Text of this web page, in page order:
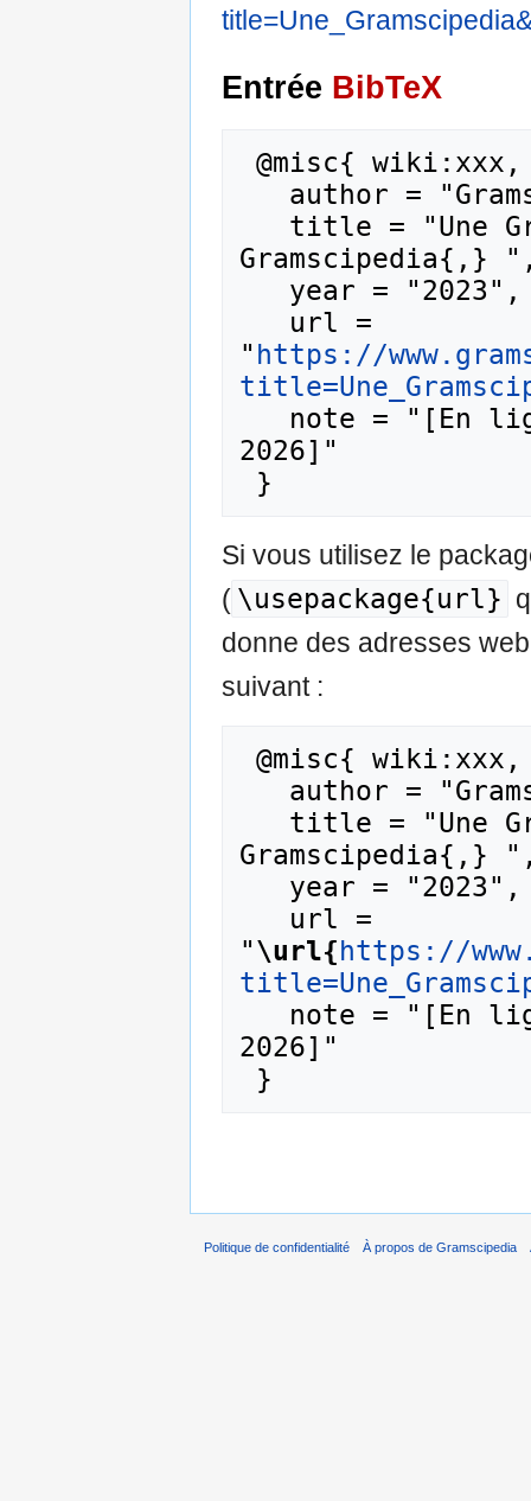
Entrée BibTeX
Gramscipedia{,}
" https://
2026]"
Si vous utilisez le
( \usepackage{url}
donne des adresses
suivant :
Gramscipedia{,}
"\url{https://
2026]"
Politique de confidentialité À propos de Gramscipedia